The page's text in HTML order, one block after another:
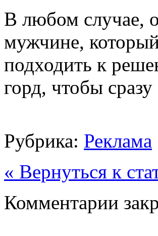
В любом случае,
мужчине,
подходить к
горд, чтобы
Рубрика: Реклама
« Вернуться к
Комментарии